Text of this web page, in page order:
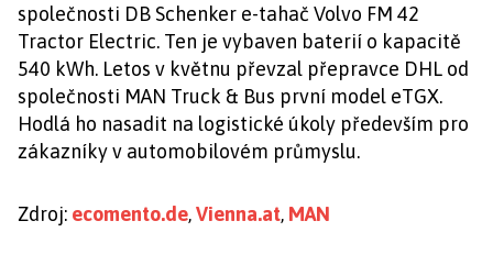
společnosti DB Schenker e-tahač Volvo FM 42
Tractor Electric. Ten je vybaven baterií o kapacitě
540 kWh. Letos v květnu převzal přepravce DHL od
společnosti MAN Truck & Bus první model eTGX.
Hodlá ho nasadit na logistické úkoly především pro
zákazníky v automobilovém průmyslu.
Zdroj: ecomento.de,Vienna.at, MAN